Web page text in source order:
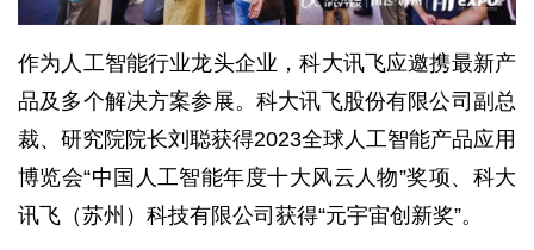
作为人工智能行业龙头企业，科大讯飞应邀携最新产
品及多个解决方案参展。科大讯飞股份有限公司副总
裁、研究院院长刘聪获得2023全球人工智能产品应用
博览会“中国人工智能年度十大风云人物”奖项、科大
讯飞（苏州）科技有限公司获得“元宇宙创新奖”。